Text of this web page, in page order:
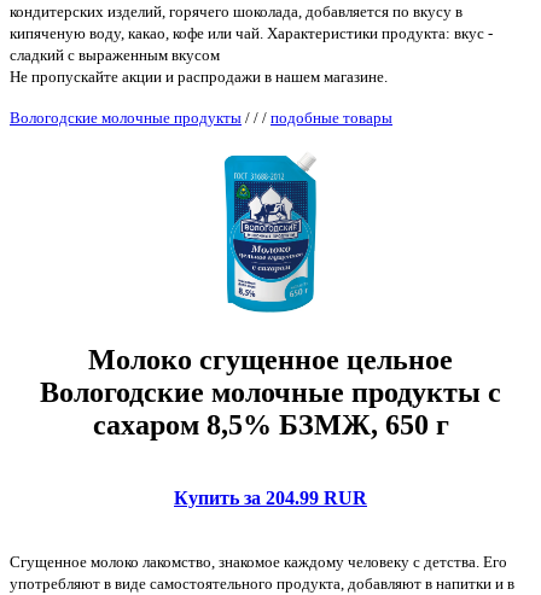
кондитерских изделий, горячего шоколада, добавляется по вкусу в
кипяченую воду, какао, кофе или чай. Характеристики продукта: вкус -
сладкий с выраженным вкусом
Не пропускайте акции и распродажи в нашем магазине.
Вологодские молочные продукты / / / подобные товары
Молоко сгущенное цельное
Вологодские молочные продукты с
сахаром 8,5% БЗМЖ, 650 г
Купить за 204.99 RUR
Сгущенное молоко лакомство, знакомое каждому человеку с детства. Его
употребляют в виде самостоятельного продукта, добавляют в напитки и в